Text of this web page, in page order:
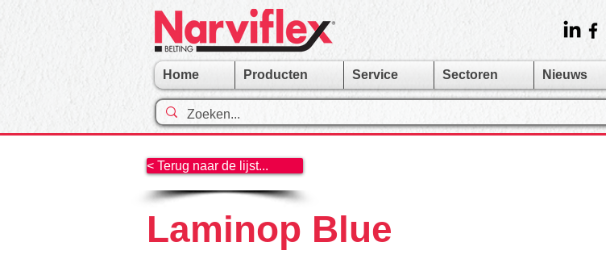
Home Producten Service Sectoren Nieuws
< Terug naar de lijst...
Laminop Blue